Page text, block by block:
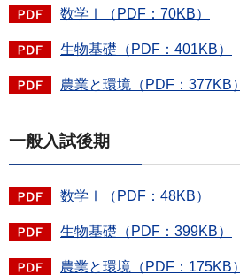
数学Ⅰ（PDF：70KB）
生物基礎（PDF：401KB）
農業と環境（PDF：377KB）
一般入試後期
数学Ⅰ（PDF：48KB）
生物基礎（PDF：399KB）
農業と環境（PDF：175KB）